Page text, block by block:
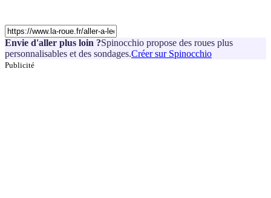
Envie d'aller plus loin ?Spinocchio propose des roues plus
personnalisables et des sondages.Créer sur Spinocchio
Publicité